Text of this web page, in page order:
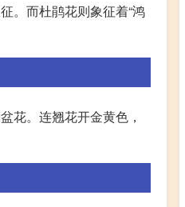
。而杜鹃花则象征着“鸿
花。连翘花开金黄色，